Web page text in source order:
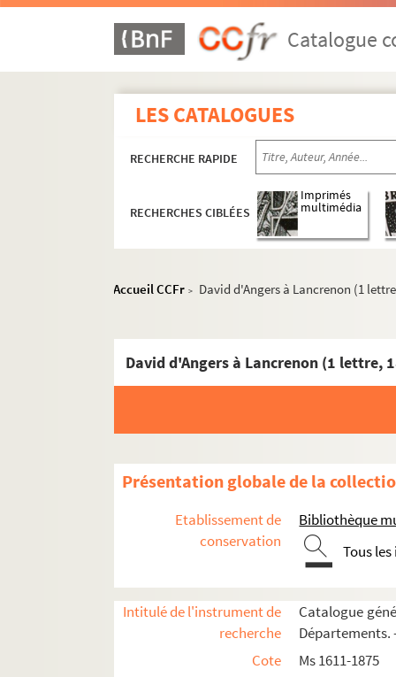
Catalogue
LES CATALOGUES
RECHERCHE RAPIDE
RECHERCHES CIBLÉES
Imprimés
multimédia
Accueil CCFr > David d'Angers à Lancrenon (1
David d'Angers à Lancrenon (1 lettre,
Présentation globale de la
Etablissement de
conservation
Bibliothèque
Tous
Intitulé de l'instrument de
recherche
Catalogue
Départements.
Cote
Ms 1611-1875
Ms 1822. Les Musées de Besançon.
Ms 1823. Bibliothèque et Archives de
Ms 1824. Notes diverses d'Auguste
Ms 1826-1832. Pièces concernant les
Ms 1833. Notes d'Auguste Castan (1833-
Ms 1834-1836. Notes et documents
Ms 1837. Discours de réception d'Auguste
Ms 1838. « Copie réduite du journal d'un
Ms 1839. Procès-verbaux des séances de
Ms 1852. Inventaire sommaire des
Ms 1853-1855. Inventaire et analyse des
Ms 1861-1864. Tomes II-V. Lettres
Ms 1865. Tome VI. Lettres adressées
Ms 1866. Tome VII. Lettres adressées
Ms 1867. Tome VIII. Lettres adressées à
l'abbé Cochet (16 lettres, 1858-1866)